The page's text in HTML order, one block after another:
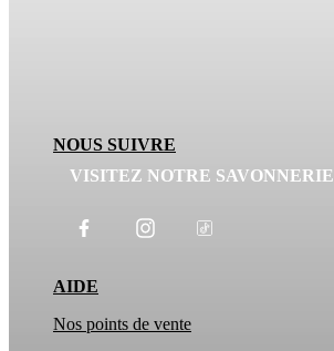
AIDE
Nos points de vente
NOUS SUIVRE
VISITEZ NOTRE SAVONNERIE